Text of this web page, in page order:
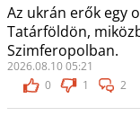
Az ukrán erők egy
Tatárföldön,
Szimferopolban.
2026.08.10 05:21
0
1 2